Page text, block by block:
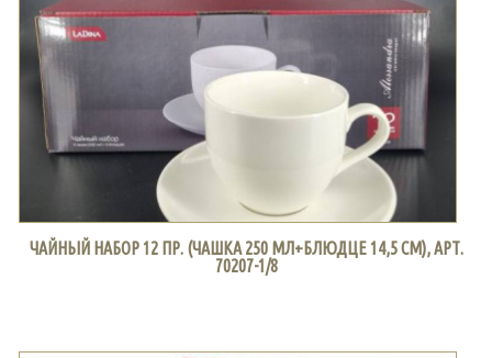
ЧАЙНЫЙ НАБОР 12 ПР. (ЧАШКА 250 МЛ+БЛЮДЦЕ 14,5 СМ), АРТ.
70207-1/8